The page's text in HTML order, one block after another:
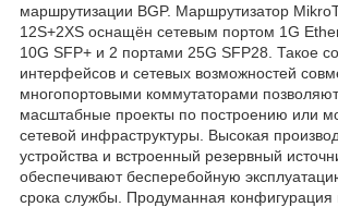
маршрутизации BGP. Маршрутизатор
12S+2XS оснащён сетевым портом 1G
10G SFP+ и 2 портами 25G SFP28. Такое
интерфейсов и сетевых возможностей
многопортовыми коммутаторами
масштабные проекты по построению или
сетевой инфраструктуры. Высокая
устройства и встроенный резервный
обеспечивают бесперебойную
срока службы. Продуманная конфигурация